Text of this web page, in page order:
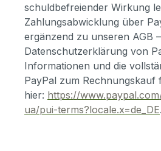
schuldbefreiender Wirkung
Zahlungsabwicklung über
ergänzend zu unseren AGB
Datenschutzerklärung von
Informationen und die
PayPal zum Rechnungskauf
hier: https://
ua/pui-terms?locale.x=de_DE.